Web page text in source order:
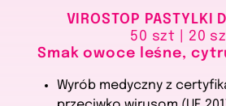
VIROSTOP PASTYLKI
50 szt | 20
Smak owoce leśne,
Wyrób medyczny z